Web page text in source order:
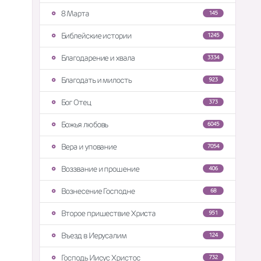
145
8 Марта
1245
Библейские истории
3334
Благодарение и хвала
923
Благодать и милость
373
Бог Отец
6045
Божья любовь
7054
Вера и упование
406
Воззвание и прошение
68
Вознесение Господне
951
Второе пришествие Христа
124
Въезд в Иерусалим
732
Господь Иисус Христос